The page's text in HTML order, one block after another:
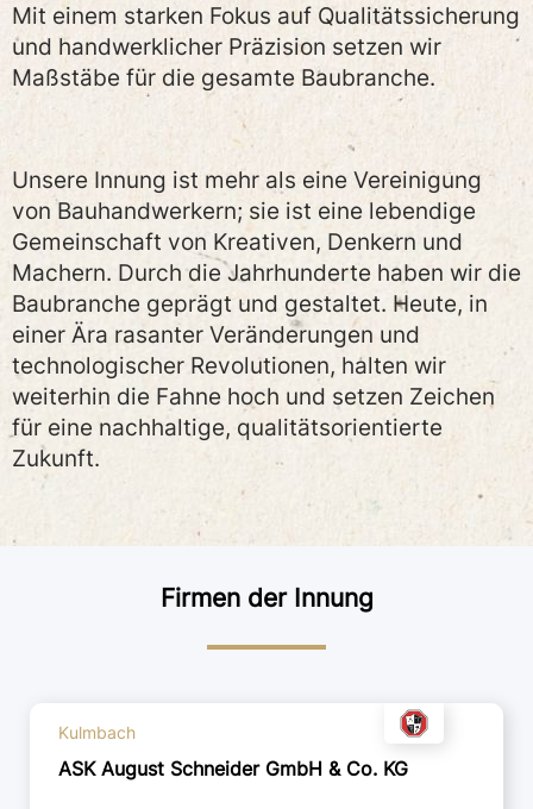
Mit einem starken Fokus auf Qualitätssicherung
und handwerklicher Präzision setzen wir
Maßstäbe für die gesamte Baubranche.
Unsere Innung ist mehr als eine Vereinigung
von Bauhandwerkern; sie ist eine lebendige
Gemeinschaft von Kreativen, Denkern und
Machern. Durch die Jahrhunderte haben wir die
Baubranche geprägt und gestaltet. Heute, in
einer Ära rasanter Veränderungen und
technologischer Revolutionen, halten wir
weiterhin die Fahne hoch und setzen Zeichen
für eine nachhaltige, qualitätsorientierte
Zukunft.
Firmen der Innung
Kulmbach
ASK August Schneider GmbH & Co. KG